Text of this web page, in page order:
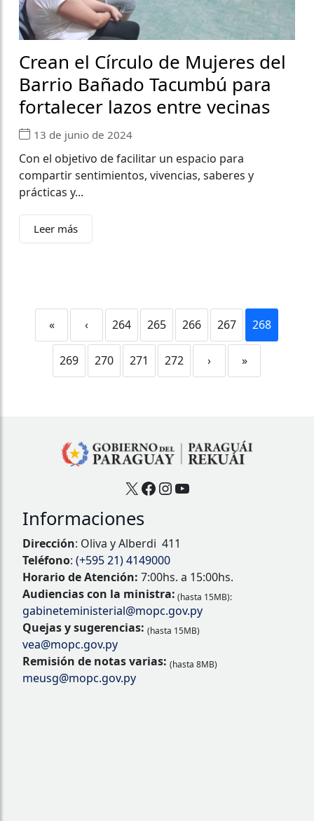
Crean el Círculo de Mujeres del
Barrio Bañado Tacumbú para
fortalecer lazos entre vecinas
13 de junio de 2024
Con el objetivo de facilitar un espacio para
compartir sentimientos, vivencias, saberes y
prácticas y...
Leer más
« ‹ 264 265 266 267 268
269 270 271 272 › »
X Facebook
Instagram
YouTube
Informaciones
Dirección: Oliva y Alberdi 411
Teléfono: (+595 21) 4149000
Horario de Atención: 7:00hs. a 15:00hs.
Audiencias con la ministra: (hasta 15MB):
gabineteministerial@mopc.gov.py
Quejas y sugerencias: (hasta 15MB)
vea@mopc.gov.py
Remisión de notas varias: (hasta 8MB)
meusg@mopc.gov.py